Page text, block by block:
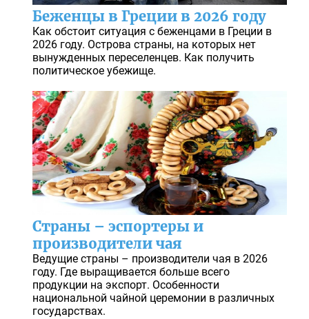
Беженцы в Греции в 2026 году
Как обстоит ситуация с беженцами в Греции в
2026 году. Острова страны, на которых нет
вынужденных переселенцев. Как получить
политическое убежище.
Страны – эспортеры и
производители чая
Ведущие страны – производители чая в 2026
году. Где выращивается больше всего
продукции на экспорт. Особенности
национальной чайной церемонии в различных
государствах.